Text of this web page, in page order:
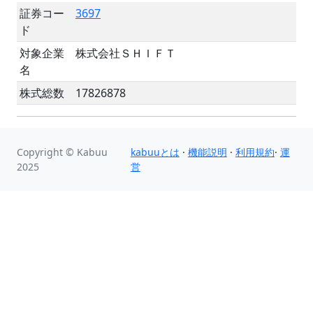
証券コー
ド
3697
対象企業
名
株式会社ＳＨＩＦＴ
株式総数 17826878
Copyright © Kabuu
2025
kabuuとは · 機能説明 · 利用規約· 運
営